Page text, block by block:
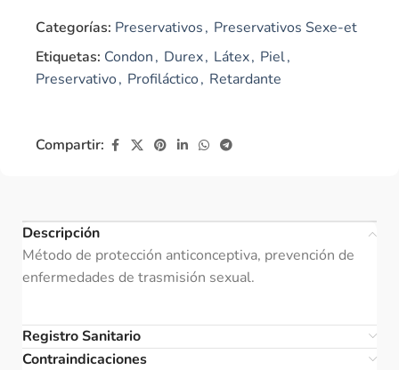
Categorías: Preservativos, Preservativos Sexe-et
Etiquetas: Condon, Durex, Látex, Piel,
Preservativo, Profiláctico, Retardante
Compartir:
Descripción
Método de protección anticonceptiva, prevención de
enfermedades de trasmisión sexual.
Registro Sanitario
Contraindicaciones